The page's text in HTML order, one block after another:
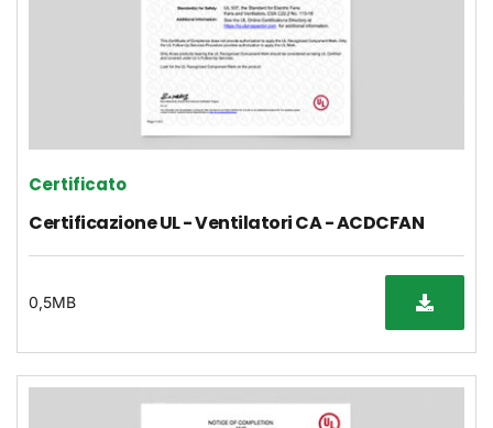
Certificato
Certificazione UL - Ventilatori CA - ACDCFAN
0,5MB